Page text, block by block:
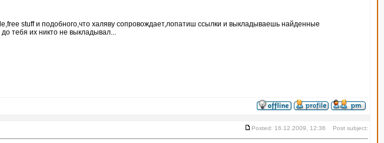
stuff и подобного,что халяву сопровождает,лопатиш ссылки и выкладываешь найденные
тебя их никто не выкладывал...
Posted: 16.12.2009, 12:36 Post subject: